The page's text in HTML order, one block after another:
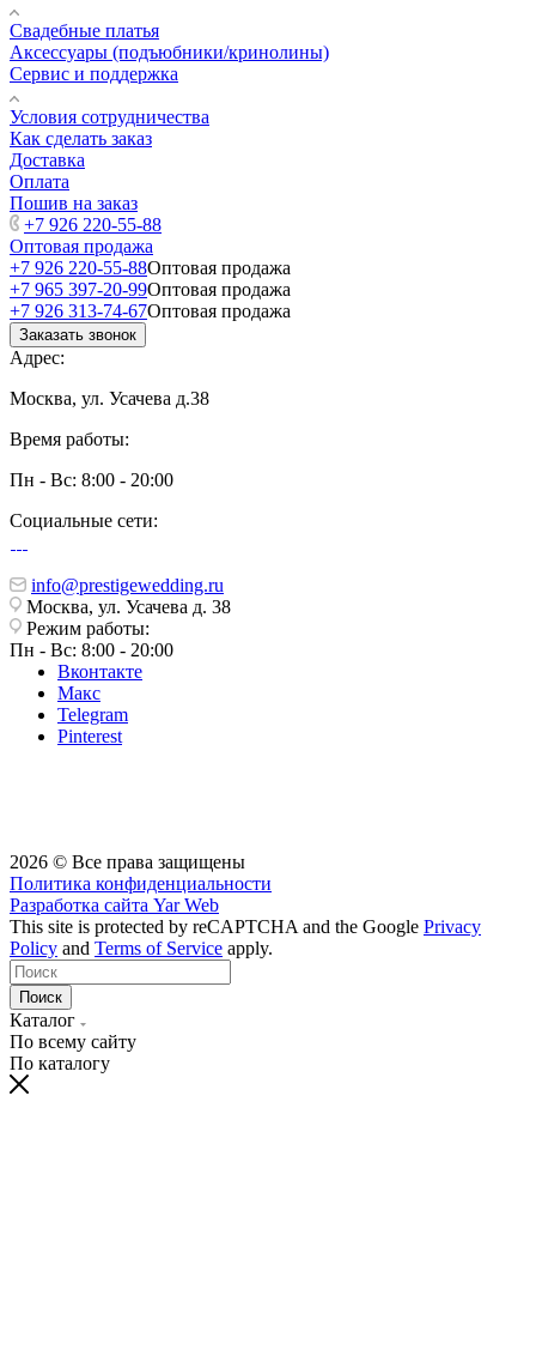
Свадебные платья
Аксессуары (подъюбники/кринолины)
Сервис и поддержка
Условия сотрудничества
Как сделать заказ
Доставка
Оплата
Пошив на заказ
+7 926 220-55-88
Оптовая продажа
+7 926 220-55-88Оптовая продажа
+7 965 397-20-99Оптовая продажа
+7 926 313-74-67Оптовая продажа
Заказать звонок
Адрес:
Москва, ул. Усачева д.38
Время работы:
Пн - Вс: 8:00 - 20:00
Социальные сети:
info@prestigewedding.ru
Москва, ул. Усачева д. 38
Режим работы:
Пн - Вс: 8:00 - 20:00
Вконтакте
Макс
Telegram
Pinterest
2026 © Все права защищены
Политика конфиденциальности
Разработка сайта Yar Web
This site is protected by reCAPTCHA and the Google Privacy
Policy and Terms of Service apply.
Поиск
Каталог
По всему сайту
По каталогу